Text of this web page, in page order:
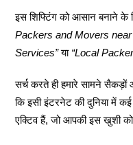
इस शिफ्टिंग को आसान बनाने के
Packers and Movers near
Services” या “Local
सर्च करते ही हमारे सामने
कि इसी इंटरनेट की दुनिया में
एक्टिव हैं, जो आपकी इस खुशी